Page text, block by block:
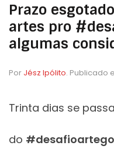
Prazo
artes pro
algumas
Por Jész Ipólito. Publicado
Trinta dias se
do